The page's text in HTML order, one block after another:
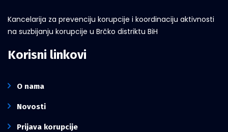
Kancelarija za prevenciju korupcije i koordinaciju aktivnosti
na suzbijanju korupcije u Brčko distriktu BiH
Korisni linkovi
O nama
Novosti
Prijava korupcije